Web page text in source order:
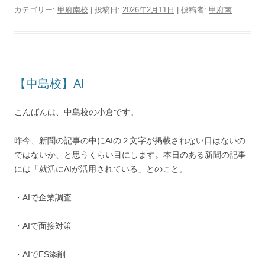
カテゴリー: 甲府南校 | 投稿日: 2026年2月11日 | 投稿者: 甲府南
【中島校】AI
こんばんは、中島校の小倉です。
昨今、新聞の記事の中にAIの２文字が掲載されない日はないの
ではないか、と思うくらい目にします。本日のある新聞の記事
には「就活にAIが活用されている」とのこと。
・AIで企業調査
・AIで面接対策
・AIでES添削